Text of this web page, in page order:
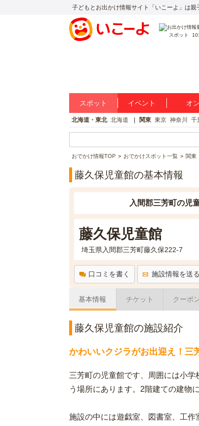
子どもとお出かけ情報サイト「いこーよ」は親
スポット
スポット イベント オ
北海道・東北 北海道 関東 東京 神奈川 千
おでかけ情報TOP おでかけスポット一覧 関東
藤久保児童館の基本情報
入間郡三芳町の児
藤久保児童館
埼玉県入間郡三芳町藤久保222-7
口コミを書く 施設情報を送る
基本情報 チケット クーポ
藤久保児童館の施設紹介
かわいいクジラがお出迎え！三
三芳町の児童館です、周囲には小
う場所にあります。2階建ての建物
施設の中には遊戯室、図書室、工